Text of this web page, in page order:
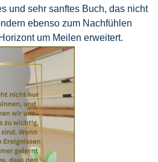
und sehr sanftes Buch, das nicht
ebenso zum Nachfühlen
um Meilen erweitert.